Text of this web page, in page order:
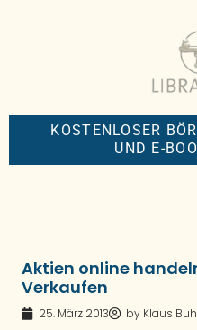
KOSTENLOSER
UND E-
Aktien online
Verkaufen
25. März 2013 by Klaus